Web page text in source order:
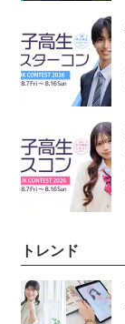
トレンド